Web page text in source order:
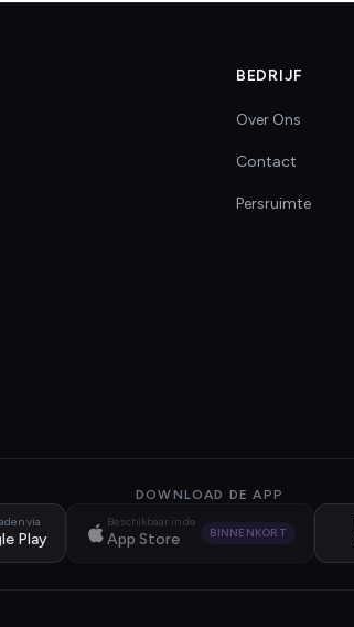
BEDRIJF
Over Ons
Contact
Persruimte
DOWNLOAD DE APP
via
Play
Beschikbaar in de
App Store BINNENKORT